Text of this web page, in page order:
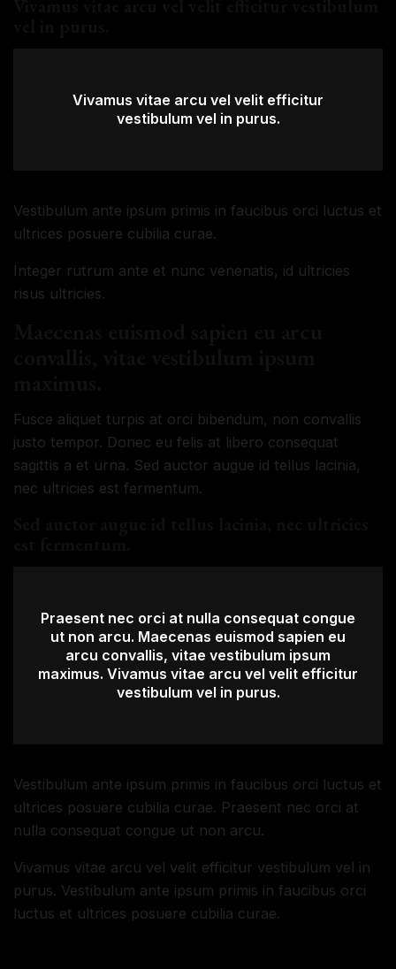
Vivamus vitae arcu vel velit efficitur
vestibulum vel in purus.
Vestibulum ante ipsum primis in faucibus orci luctus et
ultrices posuere cubilia curae.
Integer rutrum ante et nunc venenatis, id ultricies
risus ultricies.
Fusce aliquet turpis at orci bibendum, non convallis
justo tempor. Donec eu felis at libero consequat
sagittis a et urna. Sed auctor augue id tellus lacinia,
nec ultricies est fermentum.
Praesent nec orci at nulla consequat congue
ut non arcu. Maecenas euismod sapien eu
arcu convallis, vitae vestibulum ipsum
maximus. Vivamus vitae arcu vel velit efficitur
vestibulum vel in purus.
Vestibulum ante ipsum primis in faucibus orci luctus et
ultrices posuere cubilia curae. Praesent nec orci at
nulla consequat congue ut non arcu.
Vivamus vitae arcu vel velit efficitur vestibulum vel in
purus. Vestibulum ante ipsum primis in faucibus orci
luctus et ultrices posuere cubilia curae.